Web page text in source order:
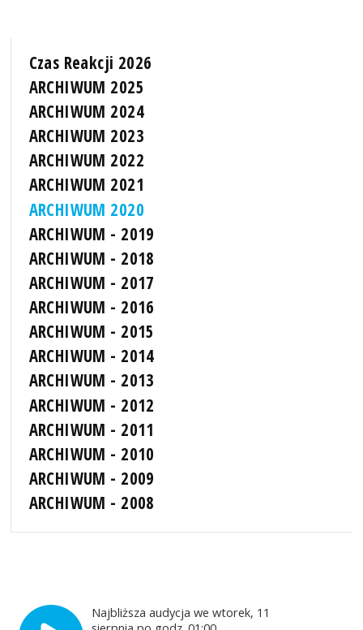
Czas Reakcji 2026
ARCHIWUM 2025
ARCHIWUM 2024
ARCHIWUM 2023
ARCHIWUM 2022
ARCHIWUM 2021
ARCHIWUM 2020
ARCHIWUM - 2019
ARCHIWUM - 2018
ARCHIWUM - 2017
ARCHIWUM - 2016
ARCHIWUM - 2015
ARCHIWUM - 2014
ARCHIWUM - 2013
ARCHIWUM - 2012
ARCHIWUM - 2011
ARCHIWUM - 2010
ARCHIWUM - 2009
ARCHIWUM - 2008
Najbliższa audycja we wtorek, 11